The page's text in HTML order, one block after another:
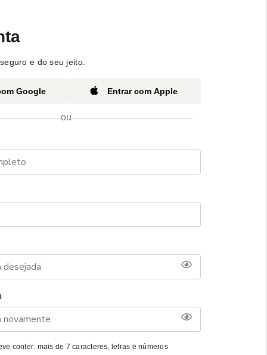
e do seu jeito.
Google Entrar com Apple
ou
conter: mais de 7 caracteres, letras e números